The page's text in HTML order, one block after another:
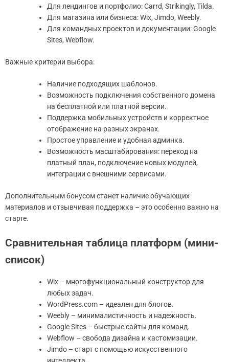
Для лендингов и портфолио: Carrd, Strikingly, Tilda.
Для магазина или бизнеса: Wix, Jimdo, Weebly.
Для командных проектов и документации: Google
Sites, Webflow.
Важные критерии выбора:
Наличие подходящих шаблонов.
Возможность подключения собственного домена
на бесплатной или платной версии.
Поддержка мобильных устройств и корректное
отображение на разных экранах.
Простое управление и удобная админка.
Возможность масштабирования: переход на
платный план, подключение новых модулей,
интеграции с внешними сервисами.
Дополнительным бонусом станет наличие обучающих
материалов и отзывчивая поддержка – это особенно важно на
старте.
Сравнительная таблица платформ (мини-
список)
Wix – многофункциональный конструктор для
любых задач.
WordPress.com – идеален для блогов.
Weebly – минималистичность и надежность.
Google Sites – быстрые сайты для команд.
Webflow – свобода дизайна и кастомизации.
Jimdo – старт с помощью искусственного